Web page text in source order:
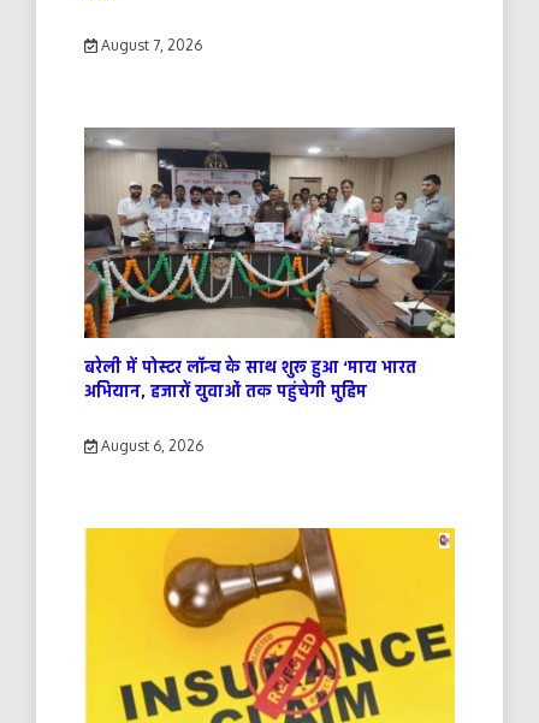
August 7, 2026
बरेली में पोस्टर लॉन्च के साथ शुरू हुआ ‘माय भारत
अभियान, हजारों युवाओं तक पहुंचेगी मुहिम
August 6, 2026